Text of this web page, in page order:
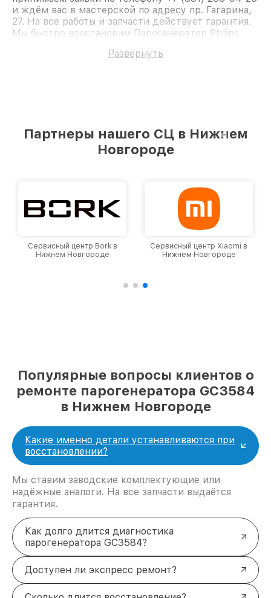
и ждём вас в мастерской по адресу пр. Гагарина,
27. На все работы и запчасти действует гарантия.
Мы быстро восстановим Парогенератор Philips
Развернуть
Партнеры нашего СЦ в Нижнем
Новгороде
Сервисный центр Bork в
Нижнем Новгороде
Сервисный центр Xiaomi в
Нижнем Новгороде
Популярные вопросы клиентов о
ремонте парогенератора GC3584
в Нижнем Новгороде
Какие именно детали устанавливаются при
восстановлении?
Мы ставим заводские комплектующие или
надёжные аналоги. На все запчасти выдаётся
гарантия.
Как долго длится диагностика
парогенератора GC3584?
Доступен ли экспресс ремонт?